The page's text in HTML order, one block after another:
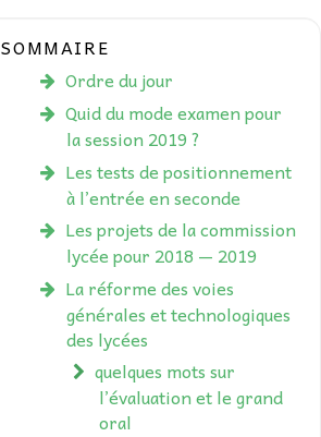
SOMMAIRE
Ordre du jour
Quid du mode examen pour
la session 2019 ?
Les tests de positionnement
à l’entrée en seconde
Les projets de la commission
lycée pour 2018 — 2019
La réforme des voies
générales et technologiques
des lycées
quelques mots sur
l’évaluation et le grand
oral